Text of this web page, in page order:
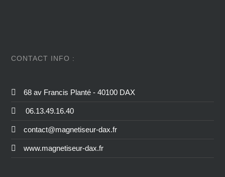
CONTACT INFO :
68 av Francis Planté - 40100 DAX
06.13.49.16.40
contact@magnetiseur-dax.fr
www.magnetiseur-dax.fr